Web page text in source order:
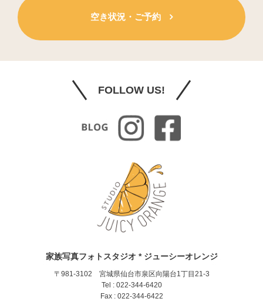
空き状況・ご予約
FOLLOW US!
家族写真フォトスタジオ * ジューシーオレンジ
〒981-3102 宮城県仙台市泉区向陽台1丁目21-3
Tel : 022-344-6420
Fax : 022-344-6422